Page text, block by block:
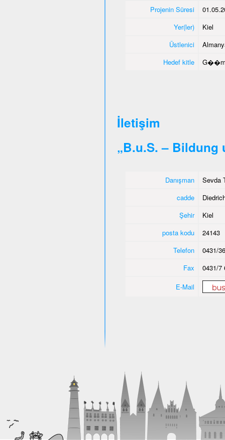
Projenin Süresi
Yer(ler)
Kiel
Üstlenici
Hedef kitle
İletişim
„B.u.S. – Bildung
Danışman
Sevda
cadde
Şehir
Kiel
posta kodu
24143
Telefon
0431/
Fax
0431/7
E-Mail